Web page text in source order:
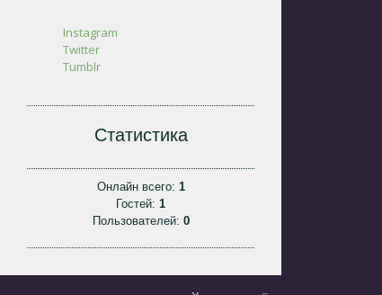
Instagram
Twitter
Tumblr
Статистика
Онлайн всего: 1
Гостей:1
Пользователей: 0